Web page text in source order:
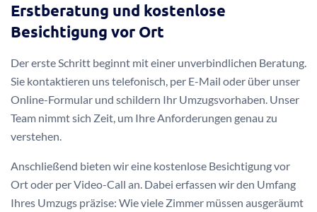
Erstberatung und kostenlose
Besichtigung vor Ort
Der erste Schritt beginnt mit einer unverbindlichen Beratung.
Sie kontaktieren uns telefonisch, per E-Mail oder über unser
Online-Formular und schildern Ihr Umzugsvorhaben. Unser
Team nimmt sich Zeit, um Ihre Anforderungen genau zu
verstehen.
Anschließend bieten wir eine kostenlose Besichtigung vor
Ort oder per Video-Call an. Dabei erfassen wir den Umfang
Ihres Umzugs präzise: Wie viele Zimmer müssen ausgeräumt